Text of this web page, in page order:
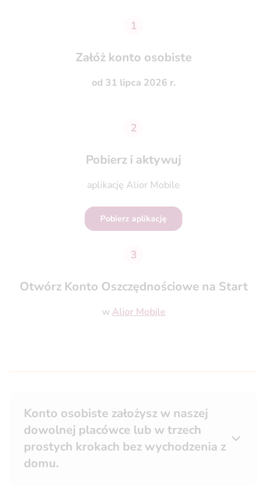
1
Załóż konto osobiste
od 31 lipca 2026 r.
2
Pobierz i aktywuj
aplikację Alior Mobile
Pobierz aplikację
3
Otwórz Konto Oszczędnościowe na Start
wAlior Mobile
Konto osobiste założysz w naszej
dowolnej placówce lub w trzech
prostych krokach bez wychodzenia z
domu.